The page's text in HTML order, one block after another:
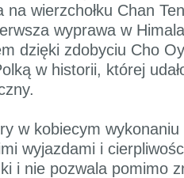
na wierzchołku Chan
wyprawa w
dzięki zdobyciu Cho
w historii, której
w kobiecym
wyjazdami i
i nie pozwala pomimo